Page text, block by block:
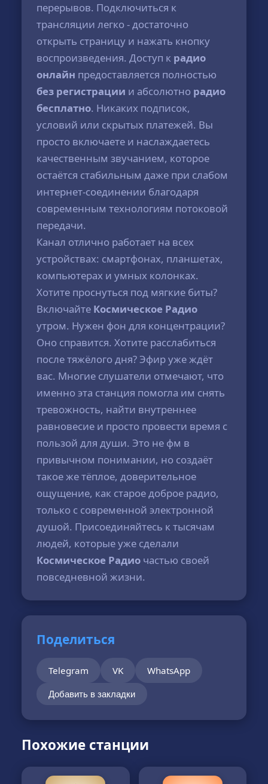
перерывов. Подключиться к
трансляции легко - достаточно
открыть страницу и нажать кнопку
воспроизведения. Доступ к радио
онлайн предоставляется полностью
без регистрации и абсолютно радио
бесплатно. Никаких подписок,
условий или скрытых платежей. Вы
просто включаете и наслаждаетесь
качественным звучанием, которое
остаётся стабильным даже при слабом
интернет-соединении благодаря
современным технологиям потоковой
передачи.
Канал отлично работает на всех
устройствах: смартфонах, планшетах,
компьютерах и умных колонках.
Хотите проснуться под мягкие биты?
Включайте Космическое Радио
утром. Нужен фон для концентрации?
Оно справится. Хотите расслабиться
после тяжёлого дня? Эфир уже ждёт
вас. Многие слушатели отмечают, что
именно эта станция помогла им снять
тревожность, найти внутреннее
равновесие и просто провести время с
пользой для души. Это не фм в
привычном понимании, но создаёт
такое же тёплое, доверительное
ощущение, как старое доброе радио,
только с современной электронной
душой. Присоединяйтесь к тысячам
людей, которые уже сделали
Космическое Радио частью своей
повседневной жизни.
Поделиться
Telegram VK WhatsApp
Добавить в закладки
Похожие станции